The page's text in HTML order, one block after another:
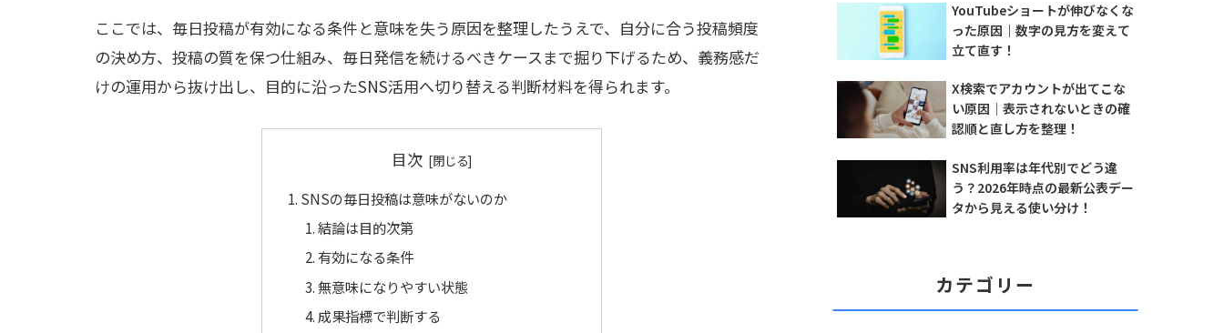
ここでは、毎日投稿が有効になる条件と意味を失う原因を整理したうえで、自分に合う投稿頻度
の決め方、投稿の質を保つ仕組み、毎日発信を続けるべきケースまで掘り下げるため、義務感だ
けの運用から抜け出し、目的に沿ったSNS活用へ切り替える判断材料を得られます。
目次
SNSの毎日投稿は意味がないのか
結論は目的次第
有効になる条件
無意味になりやすい状態
成果指標で判断する
YouTubeショートが伸びなくな
った原因｜数字の見方を変えて
立て直す！
X検索でアカウントが出てこな
い原因｜表示されないときの確
認順と直し方を整理！
SNS利用率は年代別でどう違
う？2026年時点の最新公表デー
タから見える使い分け！
カテゴリー